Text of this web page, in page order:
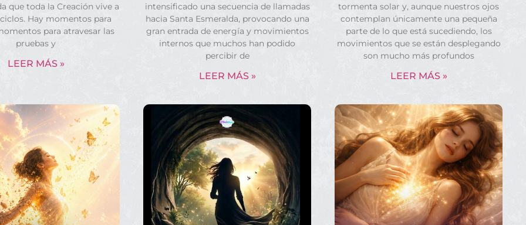
que toda la Creación vive a
Hay momentos para
para atravesar las
pruebas y
LEER MÁS »
intensificado una secuencia de llamadas
hacia Santa Esmeralda, provocando una
gran entrada de energía y movimientos
internos que muchos han podido
percibir de
LEER MÁS »
tormenta solar y, aunque nuestros ojos
contemplan únicamente una pequeña
parte de lo que está sucediendo, los
movimientos que se están desplegando
son mucho más profundos
LEER MÁS »